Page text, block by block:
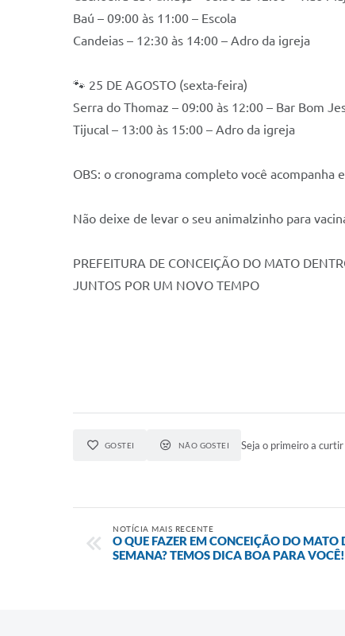
Baú – 09:00 às 11:00 – Escola
Candeias – 12:30 às 14:00 – Adro da igreja
🐾 25 DE AGOSTO (sexta-feira)
Serra do Thomaz – 09:00 às 12:00 – Bar Bom
Tijucal – 13:00 às 15:00 – Adro da igreja
OBS: o cronograma completo você acompanha
Não deixe de levar o seu animalzinho para
PREFEITURA DE CONCEIÇÃO DO MATO
JUNTOS POR UM NOVO TEMPO
GOSTEI NÃO GOSTEI Seja o primeiro a
NOTÍCIA MAIS RECENTE
O QUE FAZER EM CONCEIÇÃO DO MATO
SEMANA? TEMOS DICA BOA PARA VOCÊ!